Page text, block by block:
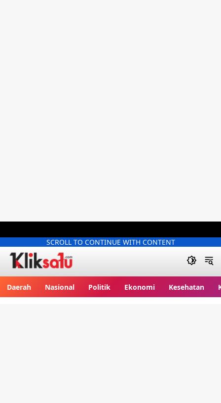
SCROLL TO CONTINUE WITH CONTENT
Daerah Nasional Politik Ekonomi Kesehatan